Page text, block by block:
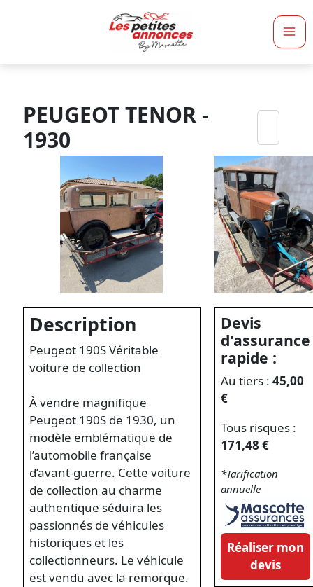
PEUGEOT TENOR -
1930
Description
Peugeot 190S Véritable
voiture de collection
À vendre magnifique
Peugeot 190S de 1930, un
modèle emblématique de
l’automobile française
d’avant-guerre. Cette voiture
de collection au charme
authentique séduira les
passionnés de véhicules
historiques et les
collectionneurs. Le véhicule
est vendu avec la remorque.
Devis
d'assurance
rapide :
Au tiers :45,00
€
Tous risques :
171,48 €
*Tarification
annuelle
Réaliser mon
devis